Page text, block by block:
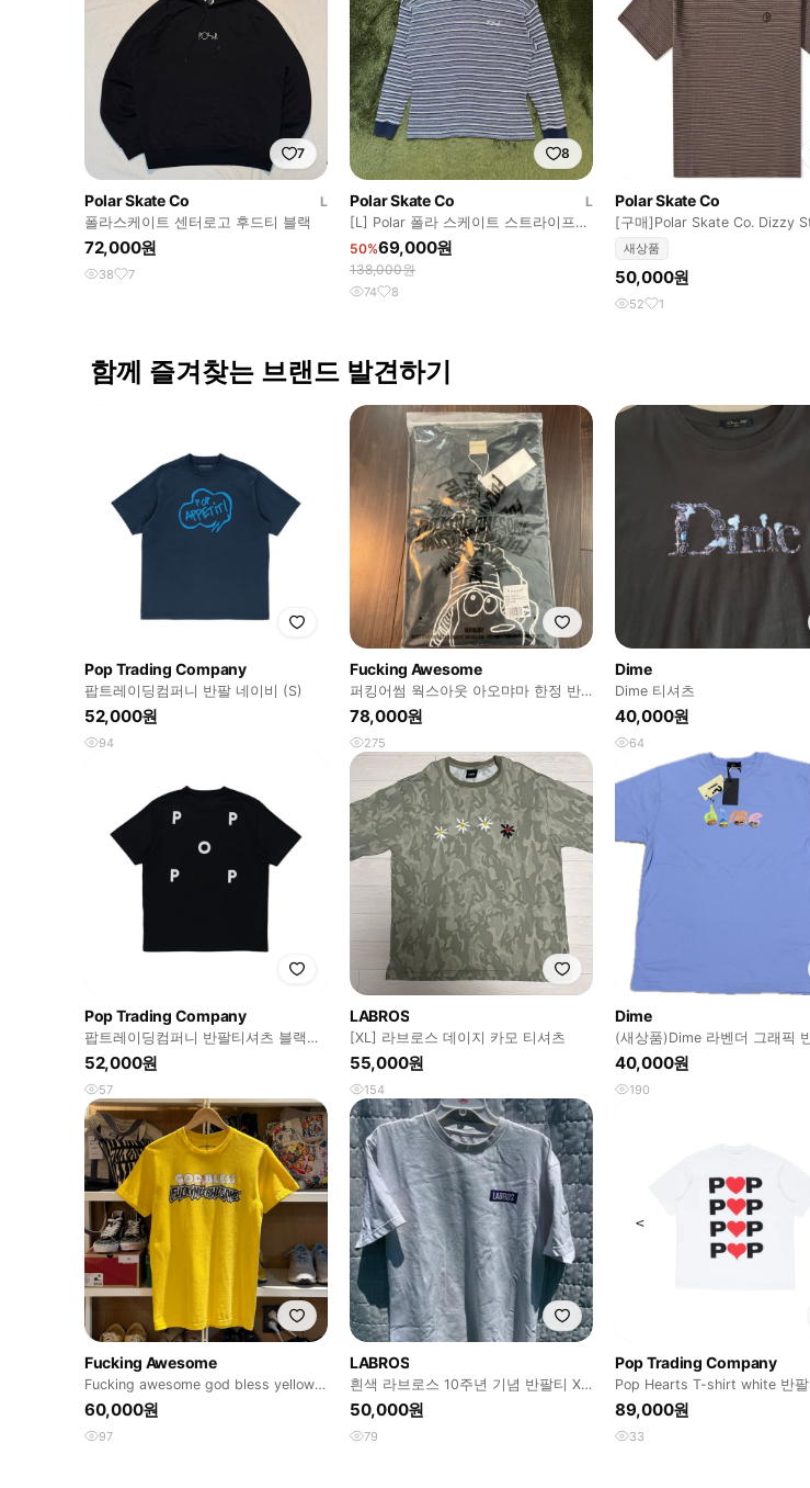
7
Polar Skate Co
L
폴라스케이트 센터로고 후드티 블랙
72,000원
38 7
8
Polar Skate Co
L
[L] Polar 폴라 스케이트 스트라이프
와플 니트 롱슬리브
50%69,000원
138,000원
74 8
Polar Skate Co
[구매]Polar Skate Co. Dizzy
Shirt
새상품
50,000원
52 1
함께 즐겨찾는 브랜드 발견하기
Pop Trading Company
팝트레이딩컴퍼니 반팔 네이비 (S)
52,000원
94
Fucking Awesome
퍼킹어썸 웍스아웃 아오먀마 한정 반
소매 블랙 L
78,000원
275
Dime
Dime 티셔츠
40,000원
64
Pop Trading Company
팝트레이딩컴퍼니 반팔티셔츠 블랙
(S)
52,000원
57
LABROS
[XL] 라브로스 데이지 카모 티셔츠
55,000원
154
Dime
(새상품)Dime 라벤더 그래픽
40,000원
190
Fucking Awesome
Fucking awesome god bless yellow
반팔
60,000원
97
LABROS
흰색 라브로스 10주년 기념 반팔티 XL
사이즈 팝니다
50,000원
79
Pop Trading Company
Pop Hearts T-shirt white 반팔
89,000원
33